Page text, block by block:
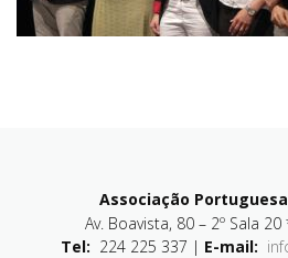
Associação
Av. Boavista, 80 – 2º Sala
Tel: 224 225 337 | E-mail: